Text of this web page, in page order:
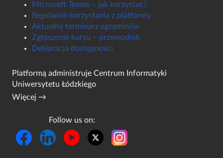
Microsoft Teams – jak korzystać?
Regulamin korzystania z platformy
Aktualny terminarz egzaminów
Zgłoszenie kursu – przewodnik
Deklaracja dostępności
Platformą administruje Centrum Informatyki
Uniwersytetu Łódzkiego
Więcej →
Follow us on: